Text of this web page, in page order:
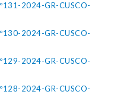
2024-GR-CUSCO-
2024-GR-CUSCO-
2024-GR-CUSCO-
2024-GR-CUSCO-